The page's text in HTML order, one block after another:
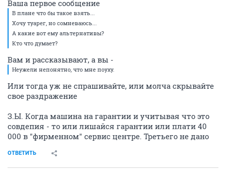
Ваша первое сообщение
В плане что бы такое взять...
Хочу туарег, но сомневаюсь...
А какие вот ему альтернативы?
Кто что думает?
Вам и рассказывают, а вы -
Неужели непонятно, что мне поуху.
Или тогда уж не спрашивайте, или молча скрывайте
свое раздражение
З.Ы. Когда машина на гарантии и учитывая что это
совдепия - то или лишайся гарантии или плати 40
000 в "фирменном" сервис центре. Третьего не дано
ОТВЕТИТЬ